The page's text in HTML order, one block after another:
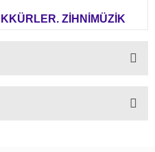
ZİHNİMÜZİK